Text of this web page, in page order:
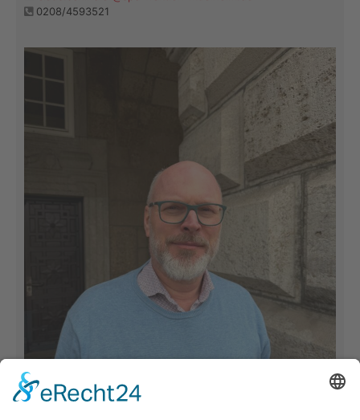
0208/4593521